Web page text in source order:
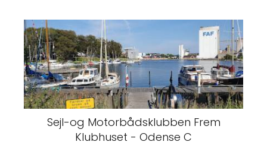
Sejl-og Motorbådsklubben Frem
Klubhuset - Odense C